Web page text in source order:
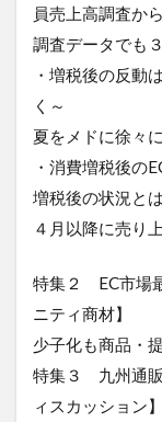
員売上高調査か
調査データでも
・増税後の反動
く～
夏をメドに徐々
・消費増税後
増税後の状況と
４月以降に売り
特集２ EC市場
ニティ商材】
少子化も商品・
特集３ 九州通販
ィスカッション】